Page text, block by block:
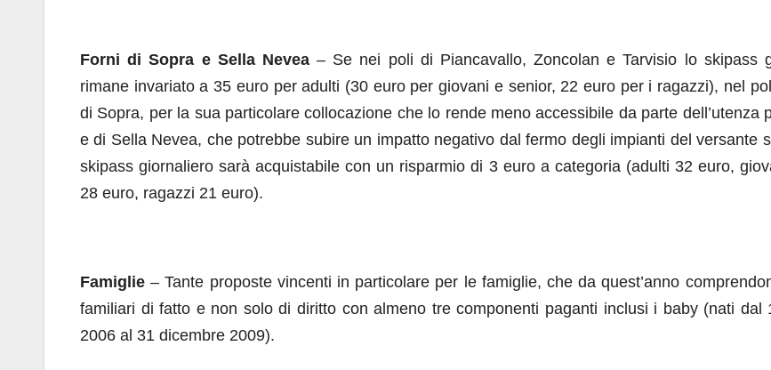
Forni di Sopra e Sella Nevea– Se nei poli di Piancavallo, Zoncolan e Tarvisio lo skipass
rimane invariato a 35 euro per adulti (30 euro per giovani e senior, 22 euro per i ragazzi), nel
di Sopra, per la sua particolare collocazione che lo rende meno accessibile da parte dell’utenza
e di Sella Nevea, che potrebbe subire un impatto negativo dal fermo degli impianti del versante
skipass giornaliero sarà acquistabile con un risparmio di 3 euro a categoria (adulti 32 euro,
28 euro, ragazzi 21 euro).
Famiglie – Tante proposte vincenti in particolare per le famiglie, che da quest’anno
familiari di fatto e non solo di diritto con almeno tre componenti paganti inclusi i baby (nati dal
2006 al 31 dicembre 2009).